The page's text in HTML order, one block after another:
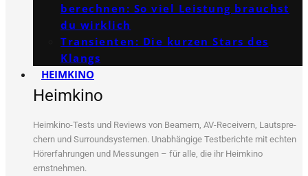
berechnen: So viel Leistung brauchst
du wirklich
Transienten: Die kurzen Stars des
Klangs
HEIMKINO
Heimkino
Heim­ki­no-Tests und Reviews von Bea­mern, AV-Recei­vern, Laut­spre­
chern und Sur­round­sys­te­men. Unab­hän­gi­ge Test­be­rich­te mit ech­ten
Hör­erfah­run­gen und Mes­sun­gen – für alle, die ihr Heim­ki­no
ernstnehmen.